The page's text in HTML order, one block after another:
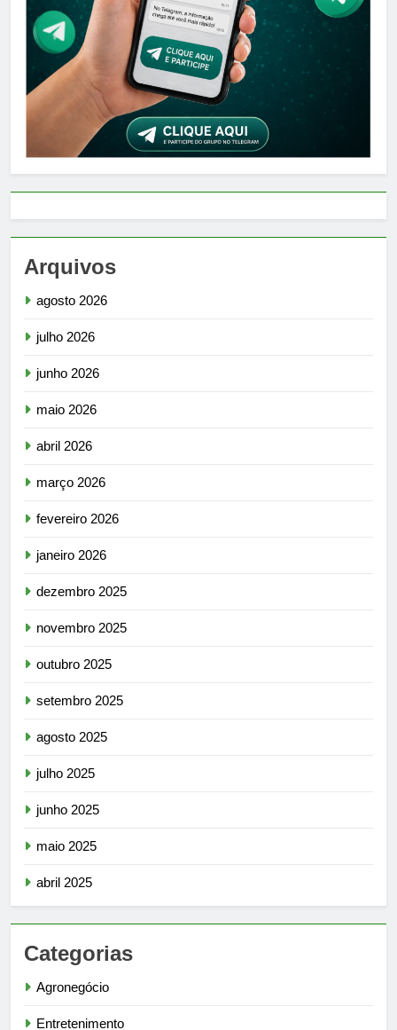
Arquivos
agosto 2026
julho 2026
junho 2026
maio 2026
abril 2026
março 2026
fevereiro 2026
janeiro 2026
dezembro 2025
novembro 2025
outubro 2025
setembro 2025
agosto 2025
julho 2025
junho 2025
maio 2025
abril 2025
Categorias
Agronegócio
Entretenimento